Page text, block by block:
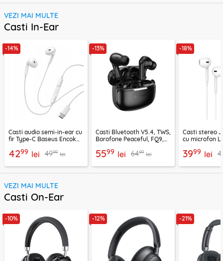
VEZI MAI MULTE
Casti In-Ear
-14%
Casti audio semi-in-ear cu
fir Type-C Baseus Encok
4299 lei 4999 lei
-13%
Casti Bluetooth V5.4, TWS,
Borofone Peaceful, FQ9,
5599 lei 6499 lei
-18%
Casti stereo
cu microfon
3999 lei
VEZI MAI MULTE
Casti On-Ear
-10% -12% -21%